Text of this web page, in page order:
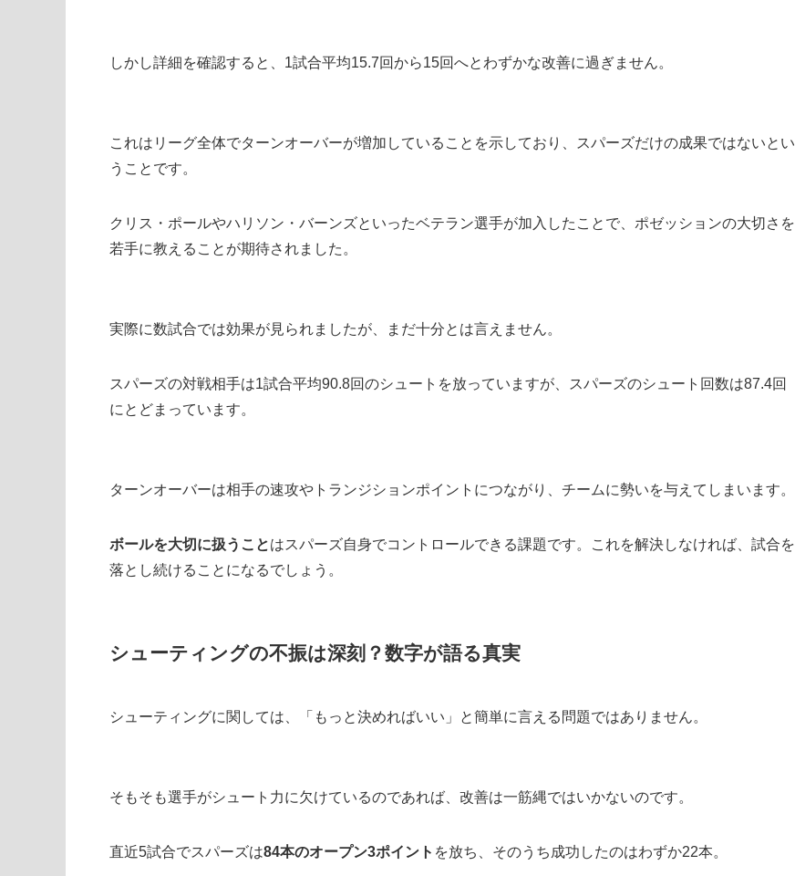
しかし詳細を確認すると、1試合平均15.7回から15回へとわずかな改善に過ぎません。
これはリーグ全体でターンオーバーが増加していることを示しており、スパーズだけの成果ではないとい
うことです。
クリス・ポールやハリソン・バーンズといったベテラン選手が加入したことで、ポゼッションの大切さを
若手に教えることが期待されました。
実際に数試合では効果が見られましたが、まだ十分とは言えません。
スパーズの対戦相手は1試合平均90.8回のシュートを放っていますが、スパーズのシュート回数は87.4回
にとどまっています。
ターンオーバーは相手の速攻やトランジションポイントにつながり、チームに勢いを与えてしまいます。
ボールを大切に扱うことはスパーズ自身でコントロールできる課題です。これを解決しなければ、試合を
落とし続けることになるでしょう。
シューティングの不振は深刻？数字が語る真実
シューティングに関しては、「もっと決めればいい」と簡単に言える問題ではありません。
そもそも選手がシュート力に欠けているのであれば、改善は一筋縄ではいかないのです。
直近5試合でスパーズは84本のオープン3ポイント を放ち、そのうち成功したのはわずか22本。